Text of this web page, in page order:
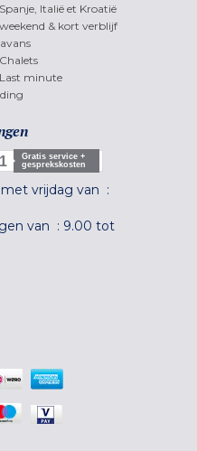
Italië et Kroatië
& kort verblijf
minute
Gratis service +
gesprekskosten
vrijdag van :
van : 9.00 tot